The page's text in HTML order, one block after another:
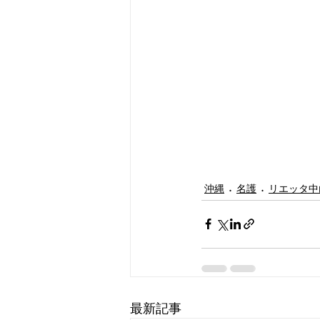
沖縄 名護 リエッタ
最新記事